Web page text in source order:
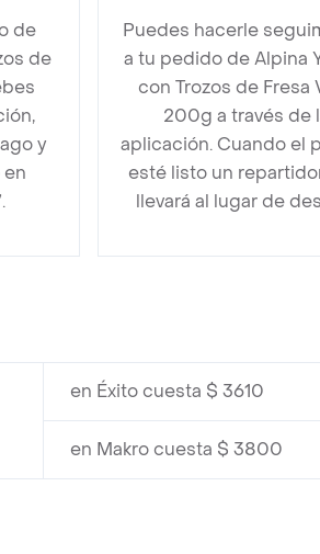
de
de
y
Puedes hacerle
a tu pedido de Alpina
con Trozos de Fresa
200g a través de
aplicación. Cuando el
esté listo un
llevará al lugar de
en Éxito cuesta $ 3610
en Makro cuesta $ 3800